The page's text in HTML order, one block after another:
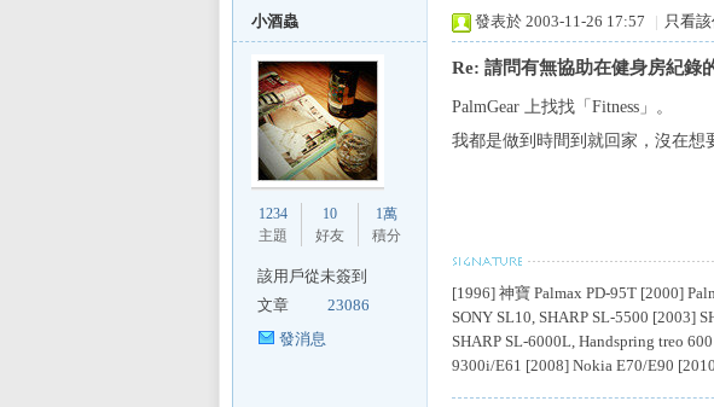
小酒蟲
1234
主題
10
好友
1萬
積分
該用戶從未簽到
文章
23086
發消息
發表於 2003-11-26 17:57 | 只看
Re: 請問有無協助在健身房紀錄
PalmGear 上找找「Fitness」。
我都是做到時間到就回家，沒在想
[1996] 神寶 Palmax PD-95T [2000]
SONY SL10, SHARP SL-5500 [2003]
SHARP SL-6000L, Handspring treo
9300i/E61 [2008] Nokia E70/E90